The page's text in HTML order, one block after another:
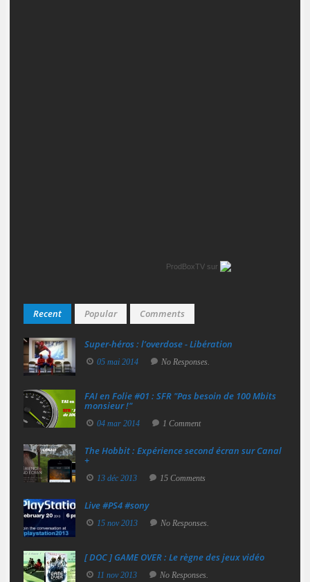
ProdBoxTV sur
Recent Popular Comments
Super‑héros : l’overdose - Libération
05 mai 2014 No Responses.
FAI en Folie #01 : SFR "Pas besoin de 100 Mbits
monsieur !"
04 mar 2014 1 Comment
The Hobbit : Expérience second écran sur Canal
+
13 déc 2013 15 Comments
Live #PS4 #sony
15 nov 2013 No Responses.
[ DOC ] GAME OVER : Le règne des jeux vidéo
11 nov 2013 No Responses.